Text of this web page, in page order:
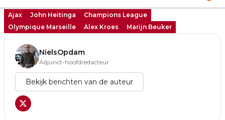
Ajax John Heitinga
Champions League
Olympique Marseille
Alex Kroes Marijn Beuker
NielsOpdam
Adjunct-hoofdredacteur
Bekijk berichten van de auteur